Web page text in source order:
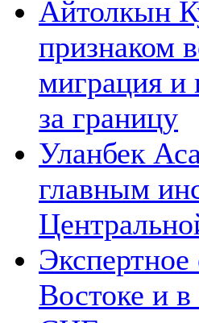
Айтолкын
признаком
миграция и
за границу
Уланбек
главным
Востоке и